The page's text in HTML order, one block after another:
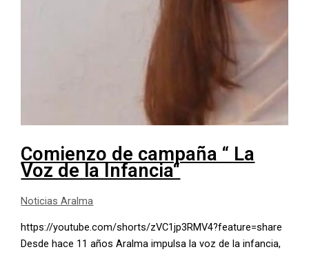
Comienzo de campaña “ La
Voz de la Infancia“
Noticias Aralma
https://youtube.com/shorts/zVC1jp3RMV4?feature=share
Desde hace 11 años Aralma impulsa la voz de la infancia,